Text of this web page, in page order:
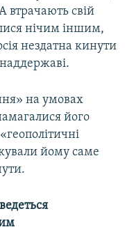
втрачають свій
нічим іншим,
нездатна кинути
на умовах
його
йому саме